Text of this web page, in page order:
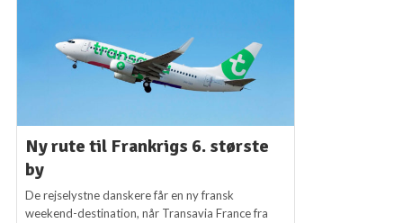
Ny rute til Frankrigs 6. største
by
De rejselystne danskere får en ny fransk
weekend-destination, når Transavia France fra